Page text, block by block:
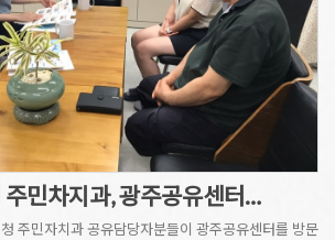
주민차지과, 광주공유센터…
주민자치과 공유담당자분들이 광주공유센터를 방문